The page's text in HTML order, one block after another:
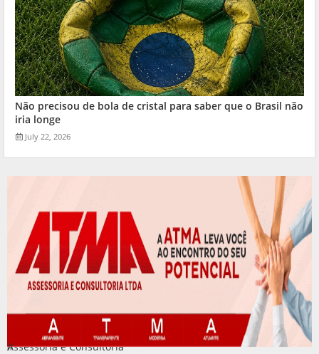
Não precisou de bola de cristal para saber que o Brasil não
iria longe
July 22, 2026
Assessoria e Consultoria
#